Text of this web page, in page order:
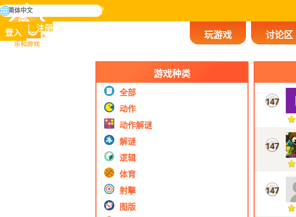
乐和游戏
掌握人类历史上所有游戏
搜
寻
玩游戏 讨论区
登入 注册
简体中文
游戏种类
全部
动作
动作解谜
解谜
逻辑
体育
射擊
图版
147
147
147